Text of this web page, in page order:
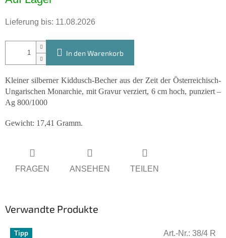
Lieferung bis: 11.08.2026
In den Warenkorb
Kleiner silberner Kiddusch-Becher aus der Zeit der Österreichisch-
Ungarischen Monarchie, mit Gravur verziert, 6 cm hoch, punziert –
Ag 800/1000
Gewicht: 17,41 Gramm.
FRAGEN ANSEHEN TEILEN
Verwandte Produkte
Tipp Art.-Nr.: 38/4 R